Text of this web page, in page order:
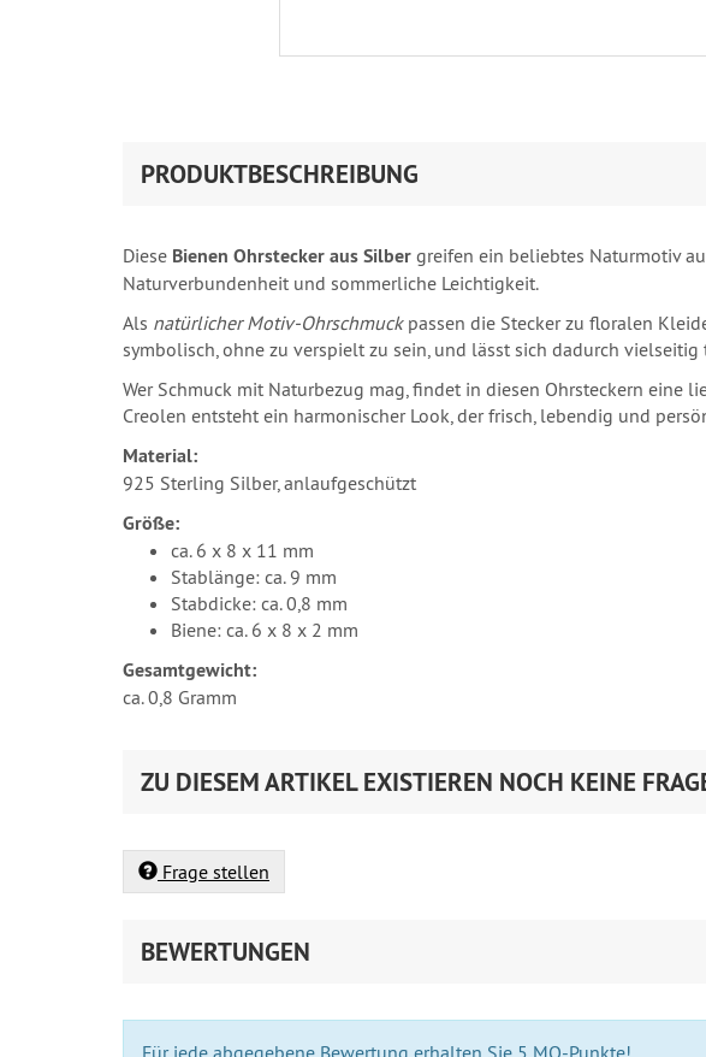
PRODUKTBESCHREIBUNG
Diese Bienen Ohrstecker aus Silber greifen ein beliebtes Naturmotiv
Naturverbundenheit und sommerliche Leichtigkeit.
Als natürlicher Motiv-Ohrschmuckpassen die Stecker zu floralen
symbolisch, ohne zu verspielt zu sein, und lässt sich dadurch vielseitig
Wer Schmuck mit Naturbezug mag, findet in diesen Ohrsteckern
Creolen entsteht ein harmonischer Look, der frisch, lebendig und
Material:
925 Sterling Silber, anlaufgeschützt
Größe:
ca. 6 x 8 x 11 mm
Stablänge: ca. 9 mm
Stabdicke: ca. 0,8 mm
Biene: ca. 6 x 8 x 2 mm
Gesamtgewicht:
ca. 0,8 Gramm
ZU DIESEM ARTIKEL EXISTIEREN NOCH KEINE
Frage stellen
BEWERTUNGEN